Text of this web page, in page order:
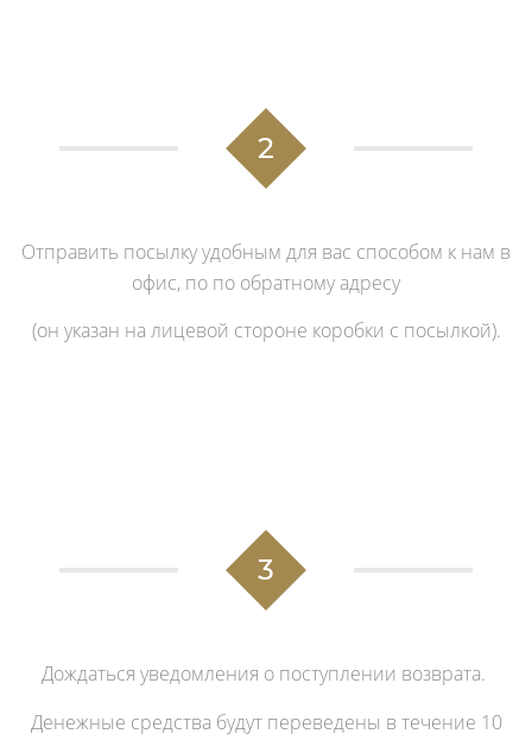
2
Отправить посылку удобным для вас способом к нам в
офис, по по обратному адресу
(он указан на лицевой стороне коробки с посылкой).
3
Дождаться уведомления о поступлении возврата.
Денежные средства будут переведены в течение 10